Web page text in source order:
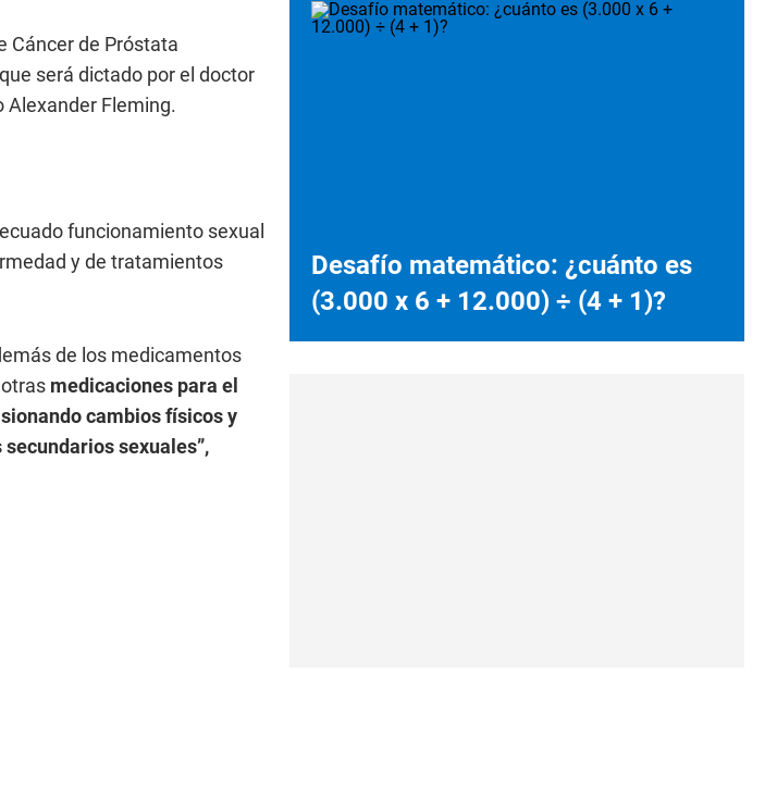
Cáncer de Próstata
que será dictado por el doctor
Alexander Fleming.
funcionamiento sexual
y de tratamientos
de los medicamentos
medicaciones para el
cambios físicos y
sexuales”,
Desafío matemático: ¿cuánto es
(3.000 x 6 + 12.000) ÷ (4 + 1)?